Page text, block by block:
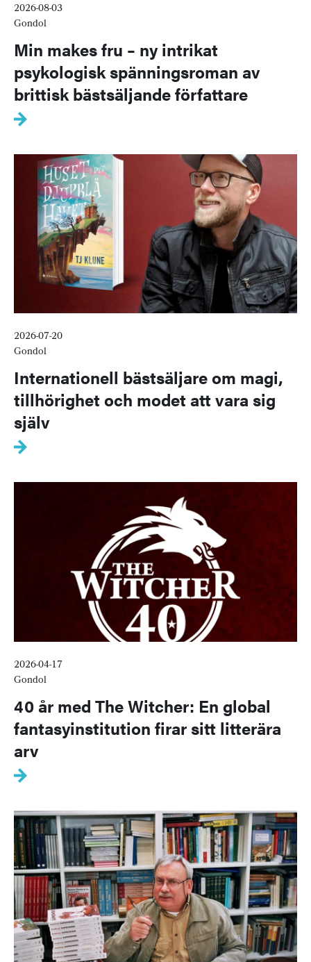
2026-08-03
Gondol
Min makes fru – ny intrikat
psykologisk spänningsroman av
brittisk bästsäljande författare
2026-07-20
Gondol
Internationell bästsäljare om magi,
tillhörighet och modet att vara sig
själv
2026-04-17
Gondol
40 år med The Witcher: En global
fantasyinstitution firar sitt litterära
arv